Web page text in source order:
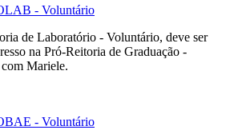
- Voluntário
de Laboratório - Voluntário, deve ser
na Pró-Reitoria de Graduação -
Mariele.
- Voluntário